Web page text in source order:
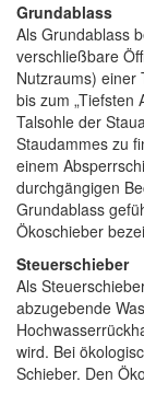
Grundablass
Als Grundablass
verschließbare
Nutzraums) einer
bis zum „Tiefsten
Talsohle der
Staudammes zu
einem
durchgängigen
Grundablass
Ökoschieber
Steuerschieber
Als
abzugebende
wird. Bei
Schieber. Den